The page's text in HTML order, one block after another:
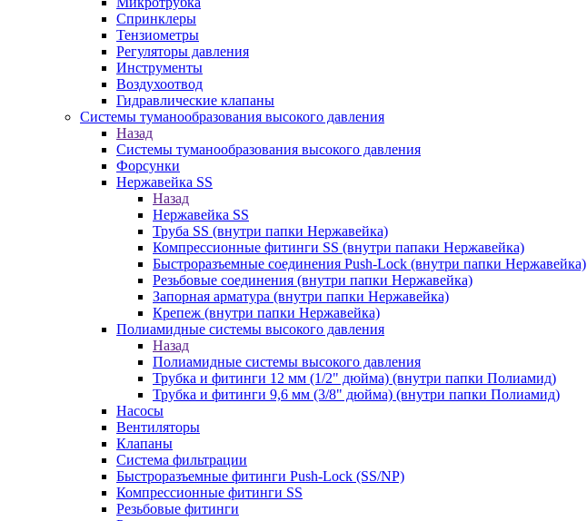
Спринклеры
Тензиометры
Регуляторы давления
Инструменты
Воздухоотвод
Гидравлические клапаны
Системы туманообразования высокого давления
Назад
Системы туманообразования высокого давления
Форсунки
Нержавейка SS
Назад
Нержавейка SS
Труба SS (внутри папки Нержавейка)
Компрессионные фитинги SS (внутри папаки Нержавейка)
Быстроразъемные соединения Push-Lock (внутри папки Нержавейка)
Резьбовые соединения (внутри папки Нержавейка)
Запорная арматура (внутри папки Нержавейка)
Крепеж (внутри папки Нержавейка)
Полиамидные системы высокого давления
Назад
Полиамидные системы высокого давления
Трубка и фитинги 12 мм (1/2" дюйма) (внутри папки Полиамид)
Трубка и фитинги 9,6 мм (3/8" дюйма) (внутри папки Полиамид)
Насосы
Вентиляторы
Клапаны
Система фильтрации
Быстроразъемные фитинги Push-Lock (SS/NP)
Компрессионные фитинги SS
Резьбовые фитинги